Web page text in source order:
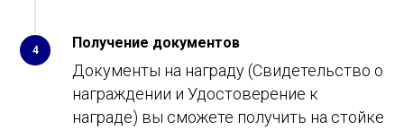
4 Получение документов
Документы на награду (Свидетельство о
награждении и Удостоверение к
награде) вы сможете получить на стойке